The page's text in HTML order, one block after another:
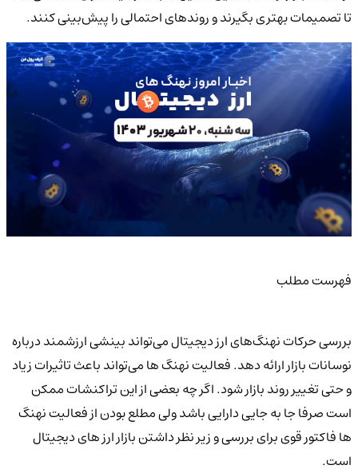
تا تصمیمات بهتری بگیرند و روندهای احتمالی را پیش‌بینی کنند.
فهرست مطلب
بررسی حرکات نهنگ‌های ارز دیجیتال می‌تواند بینشی ارزشمند درباره
نوسانات بازار ارائه دهد. فعالیت نهنگ ها می‌تواند باعث تاثیرات زیاد
و حتی تغییر روند بازار شود. اگر چه بعضی از این تراکنشات ممکن
است صرفا جا به جایی دارایی باشد ولی مطلع بودن از فعالیت نهنگ
ها فاکتور قوی برای بررسی و زیر نظر داشتن بازار ارز های دیجیتال
است.